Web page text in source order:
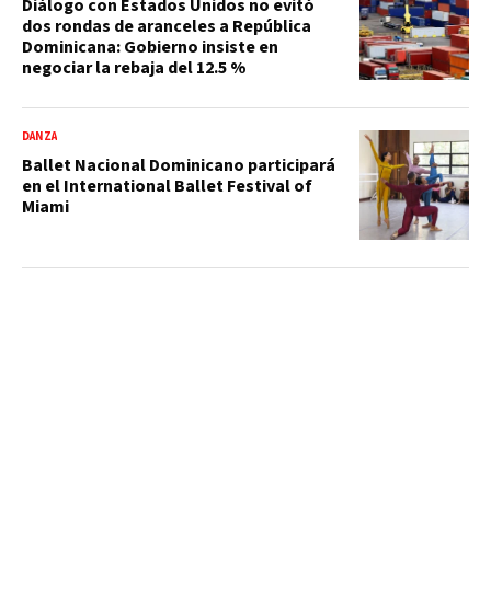
Diálogo con Estados Unidos no evitó
dos rondas de aranceles a República
Dominicana: Gobierno insiste en
negociar la rebaja del 12.5 %
DANZA
Ballet Nacional Dominicano participará
en el International Ballet Festival of
Miami